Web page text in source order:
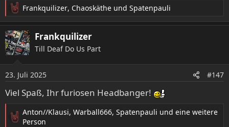
R
e
a
k
t
n
e
n
Frankquilizer, Chaoskäthe und Spatenpauli
Frankquilizer
Till Deaf Do Us Part
23. Juli 2025 #147
Viel Spaß, Ihr furiosen Headbanger!
R
Anton//Klausi, Warball666, Spatenpauli und eine weitere
Person